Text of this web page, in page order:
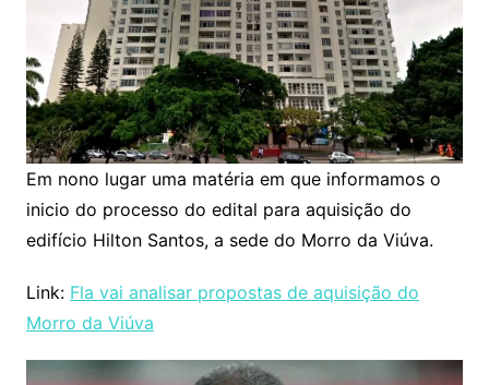
Em nono lugar uma matéria em que informamos o
inicio do processo do edital para aquisição do
edifício Hilton Santos, a sede do Morro da Viúva.
Link: Fla vai analisar propostas de aquisição do
Morro da Viúva